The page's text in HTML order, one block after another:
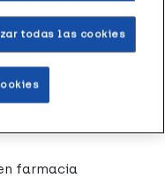
farmacia
todas las cookies